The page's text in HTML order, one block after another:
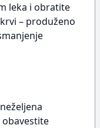
leka i obratite
– produženo